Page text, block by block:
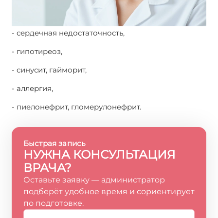
- сердечная недостаточность,
- гипотиреоз,
- синусит, гайморит,
- аллергия,
- пиелонефрит, гломерулонефрит.
Быстрая запись
НУЖНА КОНСУЛЬТАЦИЯ
ВРАЧА?
Оставьте заявку — администратор
подберёт удобное время и сориентирует
по подготовке.